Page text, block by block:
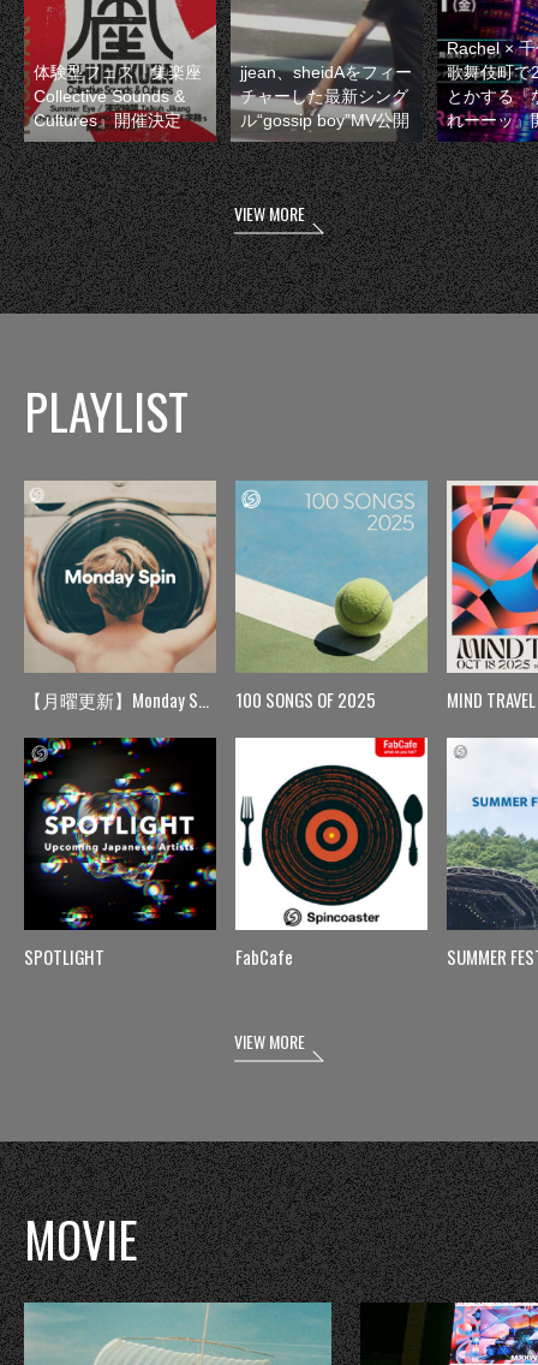
体験型フェス『集楽座
Collective Sounds &
Cultures』開催決定
jjean、sheidAをフィー
チャーした最新シング
ル“gossip boy”MV公開
Rachel ×
歌舞伎町で
とかする『
れーーッ』
VIEW MORE
PLAYLIST
【月曜更新】Monday Spin
SPOTLIGHT
100 SONGS OF 2025
FabCafe
MIND TRAVEL
SUMMER
VIEW MORE
MOVIE